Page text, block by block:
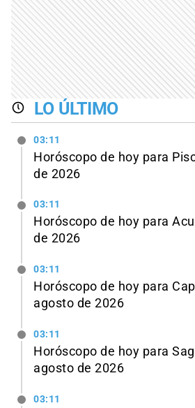
LO ÚLTIMO
03:11
Horóscopo de hoy para
de 2026
03:11
Horóscopo de hoy para
de 2026
03:11
Horóscopo de hoy para
agosto de 2026
03:11
Horóscopo de hoy para
agosto de 2026
03:11